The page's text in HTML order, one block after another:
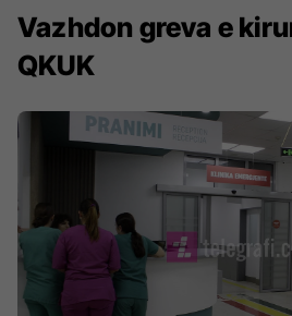
Vazhdon greva e
QKUK